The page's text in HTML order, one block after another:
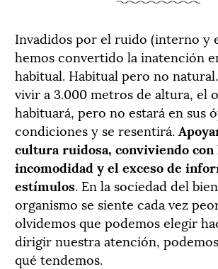
Invadidos por el ruido (interno y
hemos convertido la inatención
habitual. Habitual pero no
vivir a 3.000 metros de altura, el
habituará, pero no estará en sus
condiciones y se resentirá.
cultura ruidosa, conviviendo con
incomodidad y el exceso de
estímulos. En la sociedad del
organismo se siente cada vez
olvidemos que podemos elegir
dirigir nuestra atención,
qué tendemos.